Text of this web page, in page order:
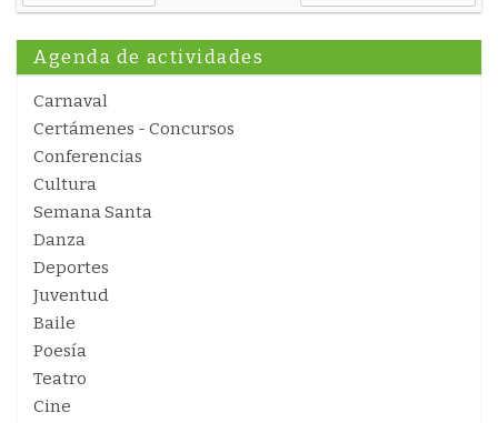
Agenda de actividades
Carnaval
Certámenes - Concursos
Conferencias
Cultura
Semana Santa
Danza
Deportes
Juventud
Baile
Poesía
Teatro
Cine